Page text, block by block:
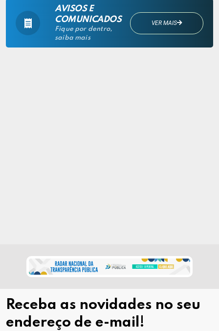
AVISOS E
COMUNICADOS
Fique por dentro,
saiba mais
VER MAIS
Receba as novidades no seu
endereço de e-mail!